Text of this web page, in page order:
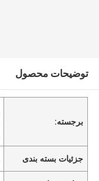
توضیحات محصول
برجسته:
جزئیات بسته بندی